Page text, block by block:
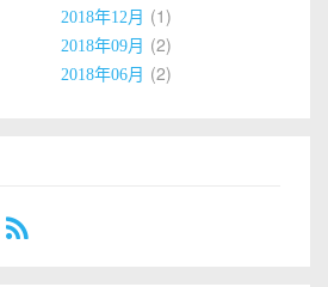
2018年12月 1
2018年09月 2
2018年06月 2